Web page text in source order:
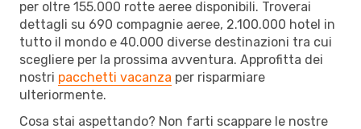
per oltre 155.000 rotte aeree disponibili. Troverai
dettagli su 690 compagnie aeree, 2.100.000 hotel in
tutto il mondo e 40.000 diverse destinazioni tra cui
scegliere per la prossima avventura. Approfitta dei
nostri pacchetti vacanza per risparmiare
ulteriormente.
Cosa stai aspettando? Non farti scappare le nostre